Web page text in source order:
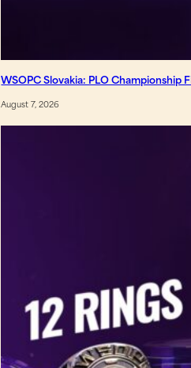
WSOPC Slovakia: PLO Championship
August 7, 2026